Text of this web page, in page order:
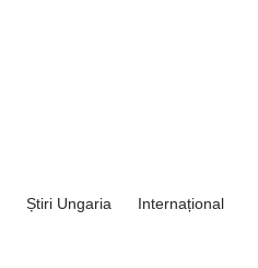
Știri Ungaria
Internațional